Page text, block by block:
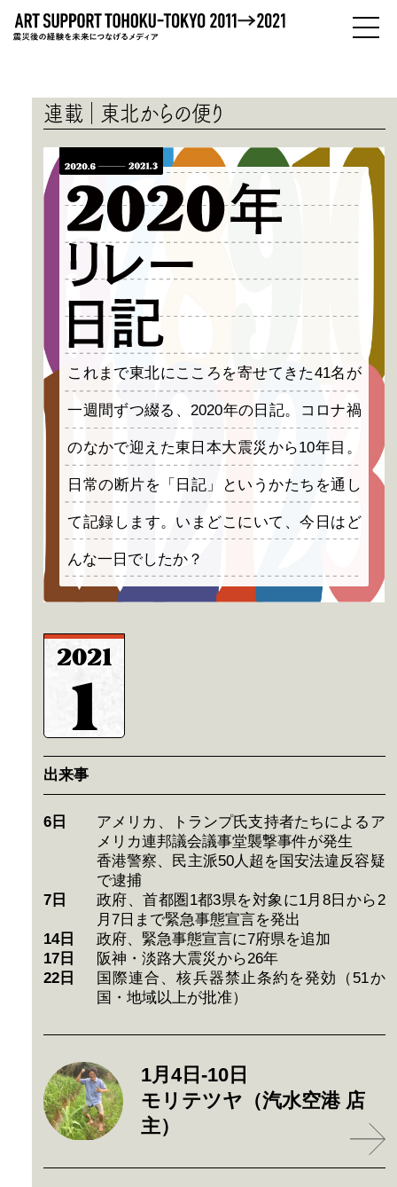
ひとびと
ABOUT
わたしたちについて
連載 東北からの便り
これまで東北にこころを寄せてきた41名が
一週間ずつ綴る、2020年の日記。コロナ禍
のなかで迎えた東日本大震災から10年目。
日常の断片を「日記」というかたちを通し
て記録します。いまどこにいて、今日はど
んな一日でしたか？
2021
1
出来事
6日
アメリカ、トランプ氏支持者たちによるア
メリカ連邦議会議事堂襲撃事件が発生
香港警察、民主派50人超を国安法違反容疑
で逮捕
7日
政府、首都圏1都3県を対象に1月8日から2
月7日まで緊急事態宣言を発出
14日
政府、緊急事態宣言に7府県を追加
17日
阪神・淡路大震災から26年
22日
国際連合、核兵器禁止条約を発効（51か
国・地域以上が批准）
1月4日-10日
モリテツヤ（汽水空港 店
主）